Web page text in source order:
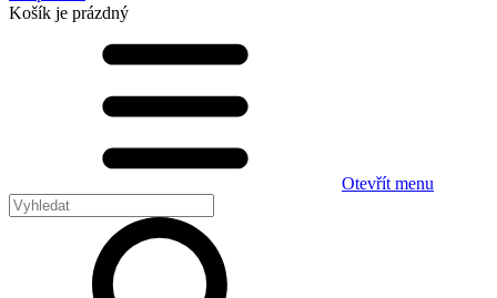
Košík je prázdný
Otevřít menu